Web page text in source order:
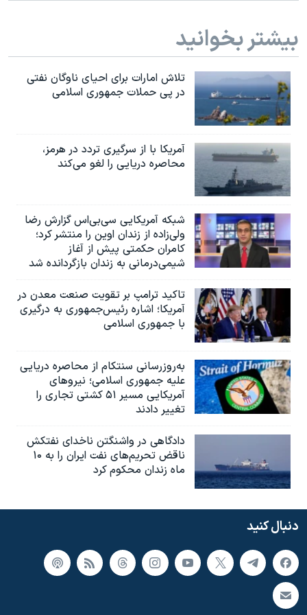
نرگس محمدی برنده جایزه نوبل صلح
همایش محافظه‌کاران آمریکا «سی‌پک»
صفحه‌های ویژه
سفر پرزیدنت ترامپ به چین
بیشتر بخوانید
تلاش امارات برای احیای ناوگان نفتی
در پی حملات جمهوری اسلامی
آمریکا با از سرگیری تردد در هرمز،
محاصره دریایی را لغو می‌کند
شبکه آمریکایی سی‌بی‌‌اس گزارش رضا
ولی‌زاده از زندان اوین را منتشر کرد؛
کامران حکمتی پیش از آغاز
شیمی‌درمانی به زندان بازگردانده شد
تاکید ترامپ بر تقویت صنعت معدن در
آمریکا؛ اشاره رئیس‌جمهوری به درگیری
با جمهوری اسلامی
به‌روزرسانی سنتکام از محاصره دریایی
علیه جمهوری اسلامی؛ نیروهای
آمریکایی مسیر ۵۱ کشتی تجاری را
تغییر دادند
دادگاهی در واشنگتن ناخدای نفتکش
ناقض تحریم‌های نفت ایران را به ۱۰
ماه زندان محکوم کرد
دنبال کنید